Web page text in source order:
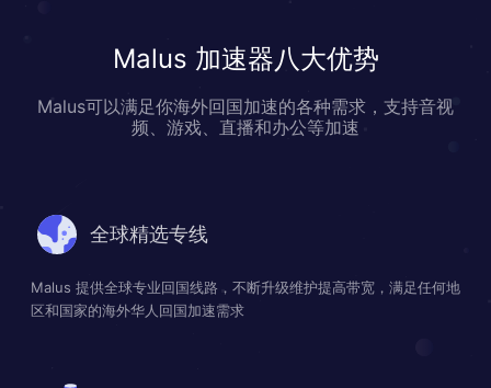
Malus 加速器八大优势
Malus可以满足你海外回国加速的各种需求，支持音视
频、游戏、直播和办公等加速
全球精选专线
Malus 提供全球专业回国线路，不断升级维护提高带宽，满足任何地
区和国家的海外华人回国加速需求